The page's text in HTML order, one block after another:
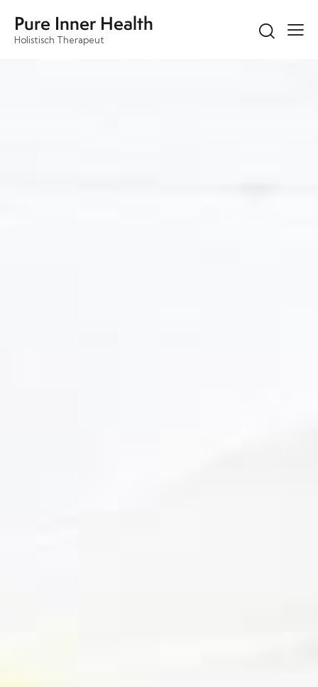
Pure Inner Health
Holistisch Therapeut